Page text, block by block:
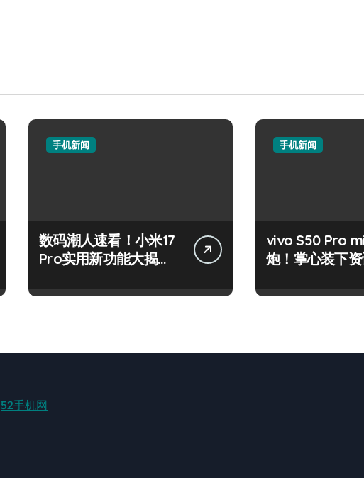
手机新闻
数码潮人速看！小米17
Pro实用新功能大揭
手机新闻
vivo S50 Pro
炮！掌心装下
52手机网